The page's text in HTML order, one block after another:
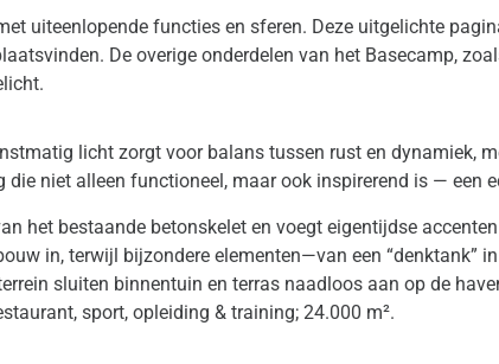
uiteenlopende functies en sferen. Deze uitgelichte
De overige onderdelen van het Basecamp,
licht zorgt voor balans tussen rust en dynamiek,
niet alleen functioneel, maar ook inspirerend is — een
het bestaande betonskelet en voegt eigentijdse
in, terwijl bijzondere elementen—van een
sluiten binnentuin en terras naadloos aan op de
sport, opleiding & training; 24.000 m².